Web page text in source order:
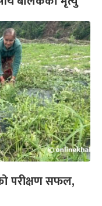
परीक्षण सफल,